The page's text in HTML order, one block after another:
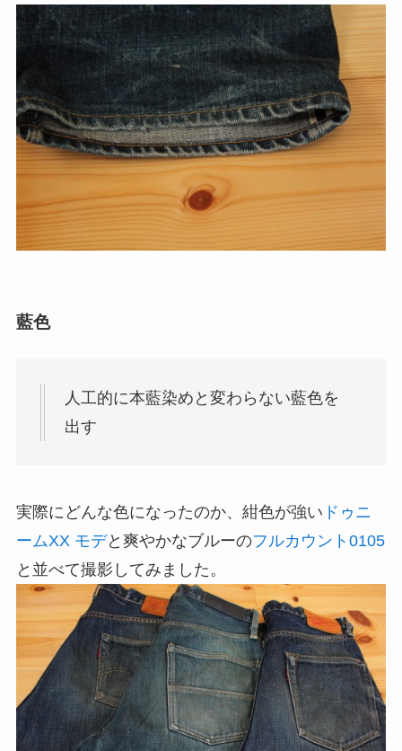
藍色
人工的に本藍染めと変わらない藍色を
出す
実際にどんな色になったのか、紺色が強い ドゥニ
ームXX モデと爽やかなブルーのフルカウント0105
と並べて撮影してみました。